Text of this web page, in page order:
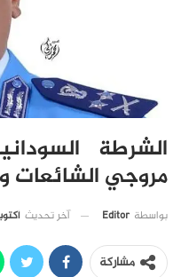
الشرطة
مروجي الشائعات
بواسطة Editor آخر تحديث أكتوبر
مشاركة